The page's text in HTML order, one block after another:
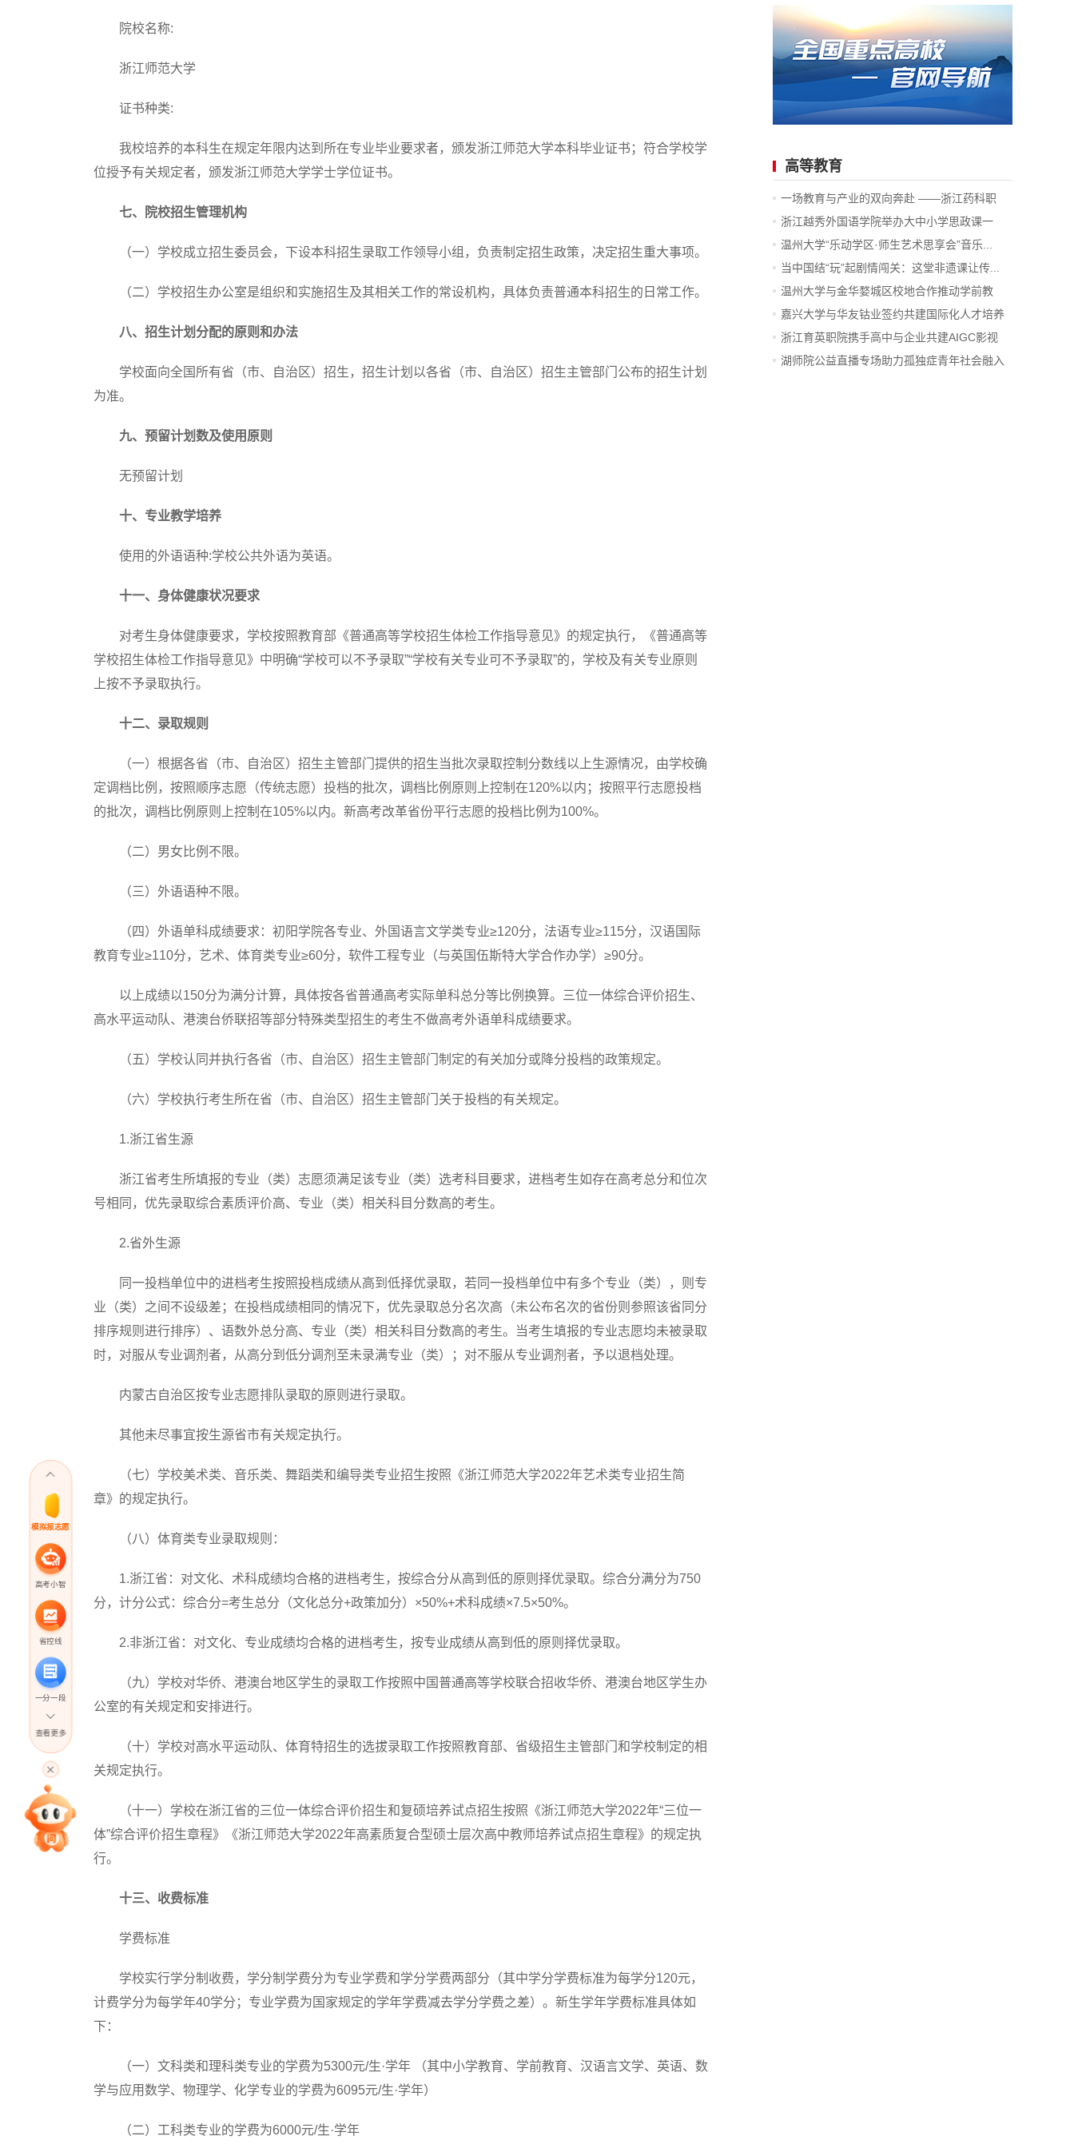
院校名称:
浙江师范大学
证书种类:
我校培养的本科生在规定年限内达到所在专业毕业要求者，颁发浙江师范大学本科毕业证书；符合学校学
位授予有关规定者，颁发浙江师范大学学士学位证书。
七、院校招生管理机构
（一）学校成立招生委员会，下设本科招生录取工作领导小组，负责制定招生政策，决定招生重大事项。
（二）学校招生办公室是组织和实施招生及其相关工作的常设机构，具体负责普通本科招生的日常工作。
八、招生计划分配的原则和办法
学校面向全国所有省（市、自治区）招生，招生计划以各省（市、自治区）招生主管部门公布的招生计划
为准。
九、预留计划数及使用原则
无预留计划
十、专业教学培养
使用的外语语种:学校公共外语为英语。
十一、身体健康状况要求
对考生身体健康要求，学校按照教育部《普通高等学校招生体检工作指导意见》的规定执行，《普通高等
学校招生体检工作指导意见》中明确“学校可以不予录取”“学校有关专业可不予录取”的，学校及有关专业原则
上按不予录取执行。
十二、录取规则
（一）根据各省（市、自治区）招生主管部门提供的招生当批次录取控制分数线以上生源情况，由学校确
定调档比例，按照顺序志愿（传统志愿）投档的批次，调档比例原则上控制在120%以内；按照平行志愿投档
的批次，调档比例原则上控制在105%以内。新高考改革省份平行志愿的投档比例为100%。
（二）男女比例不限。
（三）外语语种不限。
（四）外语单科成绩要求：初阳学院各专业、外国语言文学类专业≥120分，法语专业≥115分，汉语国际
教育专业≥110分，艺术、体育类专业≥60分，软件工程专业（与英国伍斯特大学合作办学）≥90分。
以上成绩以150分为满分计算，具体按各省普通高考实际单科总分等比例换算。三位一体综合评价招生、
高水平运动队、港澳台侨联招等部分特殊类型招生的考生不做高考外语单科成绩要求。
（五）学校认同并执行各省（市、自治区）招生主管部门制定的有关加分或降分投档的政策规定。
（六）学校执行考生所在省（市、自治区）招生主管部门关于投档的有关规定。
1.浙江省生源
浙江省考生所填报的专业（类）志愿须满足该专业（类）选考科目要求，进档考生如存在高考总分和位次
号相同，优先录取综合素质评价高、专业（类）相关科目分数高的考生。
2.省外生源
同一投档单位中的进档考生按照投档成绩从高到低择优录取，若同一投档单位中有多个专业（类），则专
业（类）之间不设级差；在投档成绩相同的情况下，优先录取总分名次高（未公布名次的省份则参照该省同分
排序规则进行排序）、语数外总分高、专业（类）相关科目分数高的考生。当考生填报的专业志愿均未被录取
时，对服从专业调剂者，从高分到低分调剂至未录满专业（类）；对不服从专业调剂者，予以退档处理。
内蒙古自治区按专业志愿排队录取的原则进行录取。
其他未尽事宜按生源省市有关规定执行。
（七）学校美术类、音乐类、舞蹈类和编导类专业招生按照《浙江师范大学2022年艺术类专业招生简
章》的规定执行。
（八）体育类专业录取规则：
1.浙江省：对文化、术科成绩均合格的进档考生，按综合分从高到低的原则择优录取。综合分满分为750
分，计分公式：综合分=考生总分（文化总分+政策加分）×50%+术科成绩×7.5×50%。
2.非浙江省：对文化、专业成绩均合格的进档考生，按专业成绩从高到低的原则择优录取。
（九）学校对华侨、港澳台地区学生的录取工作按照中国普通高等学校联合招收华侨、港澳台地区学生办
公室的有关规定和安排进行。
（十）学校对高水平运动队、体育特招生的选拔录取工作按照教育部、省级招生主管部门和学校制定的相
关规定执行。
（十一）学校在浙江省的三位一体综合评价招生和复硕培养试点招生按照《浙江师范大学2022年“三位一
体”综合评价招生章程》《浙江师范大学2022年高素质复合型硕士层次高中教师培养试点招生章程》的规定执
行。
十三、收费标准
学费标准
学校实行学分制收费，学分制学费分为专业学费和学分学费两部分（其中学分学费标准为每学分120元，
计费学分为每学年40学分；专业学费为国家规定的学年学费减去学分学费之差）。新生学年学费标准具体如
下：
（一）文科类和理科类专业的学费为5300元/生·学年 （其中小学教育、学前教育、汉语言文学、英语、数
学与应用数学、物理学、化学专业的学费为6095元/生·学年）
（二）工科类专业的学费为6000元/生·学年
模拟报志愿
高考小智
省控线
一分一段
高考直播
专家指导课
查看更多
高等教育
一场教育与产业的双向奔赴 ——浙江药科职
业...
浙江越秀外国语学院举办大中小学思政课一
体...
温州大学“乐动学区·师生艺术思享会”音乐...
当中国结“玩”起剧情闯关：这堂非遗课让传...
温州大学与金华婺城区校地合作推动学前教
育...
嘉兴大学与华友钴业签约共建国际化人才培养
项目
浙江育英职院携手高中与企业共建AIGC影视
创...
湖师院公益直播专场助力孤独症青年社会融入